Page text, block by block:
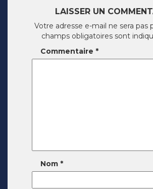
LAISSER UN
Votre adresse e-mail ne sera pas
champs obligatoires sont
Commentaire *
Nom *